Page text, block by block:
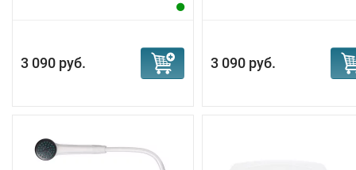
3 090 руб. 3 090 руб.